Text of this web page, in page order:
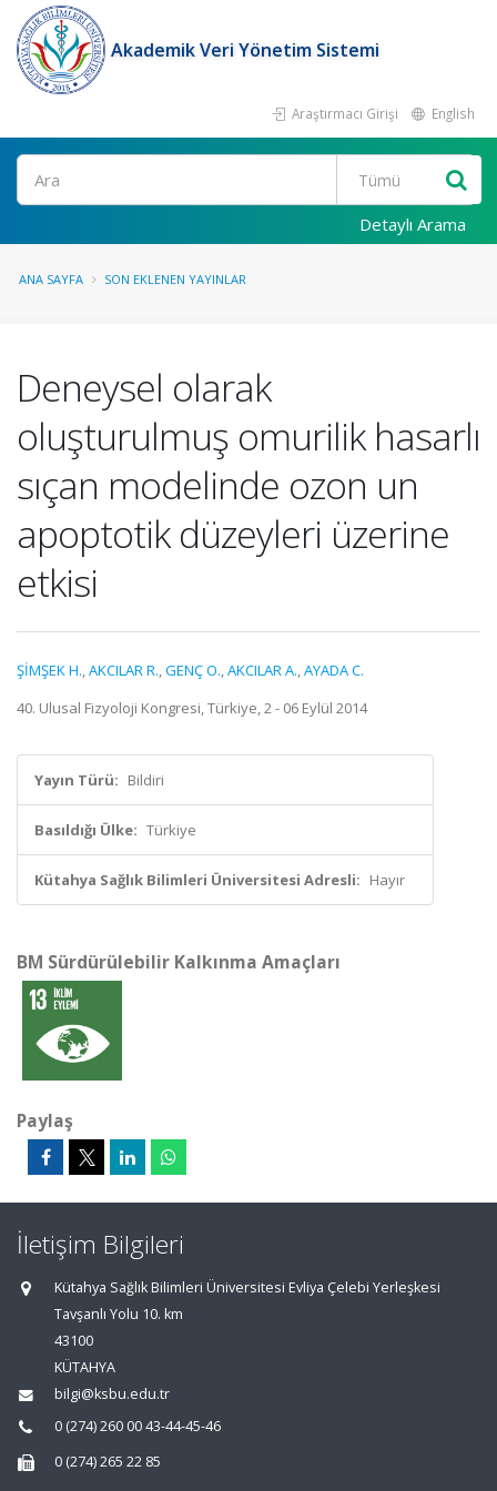
Akademik Veri Yönetim Sistemi
Araştırmacı Girişi English
Ara
Detaylı Arama
ANA SAYFA SON EKLENEN YAYINLAR
Deneysel olarak
oluşturulmuş omurilik hasarlı
sıçan modelinde ozon un
apoptotik düzeyleri üzerine
etkisi
ŞİMŞEK H.,AKCILAR R.,GENÇ O.,AKCILAR A.,AYADA C.
40. Ulusal Fizyoloji Kongresi, Türkiye, 2 - 06 Eylül 2014
Yayın Türü: Bildiri
Basıldığı Ülke: Türkiye
Kütahya Sağlık Bilimleri Üniversitesi Adresli: Hayır
BM Sürdürülebilir Kalkınma Amaçları
Paylaş
İletişim Bilgileri
Kütahya Sağlık Bilimleri Üniversitesi Evliya Çelebi Yerleşkesi
Tavşanlı Yolu 10. km
43100
KÜTAHYA
bilgi@ksbu.edu.tr
0 (274) 260 00 43-44-45-46
0 (274) 265 22 85